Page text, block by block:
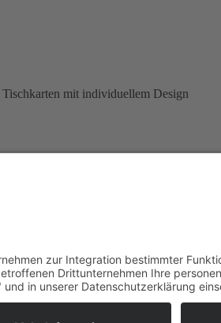
Ihre Vision zum Leben erwecken.